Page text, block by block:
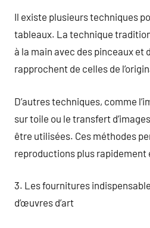
Il existe plusieurs techniques
tableaux. La technique
à la main avec des pinceaux et
rapprochent de celles de
D’autres techniques, comme
sur toile ou le transfert
être utilisées. Ces méthodes
reproductions plus rapidement
3. Les fournitures
d’œuvres d’art